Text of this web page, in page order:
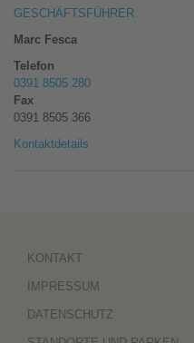
GESCHÄFTSFÜHRER
Marc Fesca
Telefon
0391 8505 280
Fax
0391 8505 366
Kontaktdetails
KONTAKT
IMPRESSUM
DATENSCHUTZ